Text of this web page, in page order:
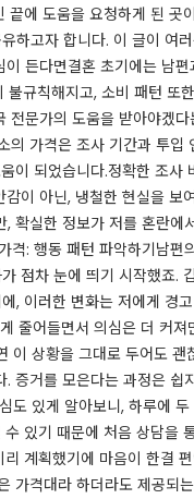
에 도움을 요청하게 된 곳
하고자 합니다. 이 글이 여
든다면​​​결혼 초기에는 남
규칙해지고, 소비 패턴 또
문가의 도움을 받아야겠
가격은 조사 기간과 투입
이 되었습니다.​정확한 조사
이 아닌, 냉철한 현실을 보
확실한 정보가 저를 혼란에
: 행동 패턴 파악하기​​​남편
점차 눈에 띄기 시작했죠.
, 이러한 변화는 저에게 경
줄어들면서 의심은 더 커
이 상황을 그대로 두어도
. 증거를 모은다는 과정은 쉽
있게 알아보니, 하루에
있기 때문에 처음 상담을
계획했기에 마음이 한결
가격대라 하더라도 제공되